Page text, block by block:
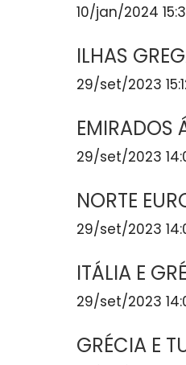
10/jan/2024
ILHAS
29/set/2023
EMIRADOS
29/set/2023
NORTE
29/set/2023
ITÁLIA E
29/set/2023
GRÉCIA E